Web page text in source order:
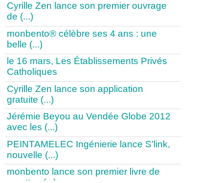
Cyrille Zen lance son premier ouvrage
de (...)
monbento® célèbre ses 4 ans : une
belle (...)
le 16 mars, Les Établissements Privés
Catholiques
Cyrille Zen lance son application
gratuite (...)
Jérémie Beyou au Vendée Globe 2012
avec les (...)
PEINTAMELEC Ingénierie lance S’link,
nouvelle (...)
monbento lance son premier livre de